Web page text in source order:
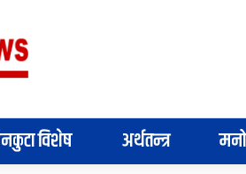
विशेष अर्थतन्त्र